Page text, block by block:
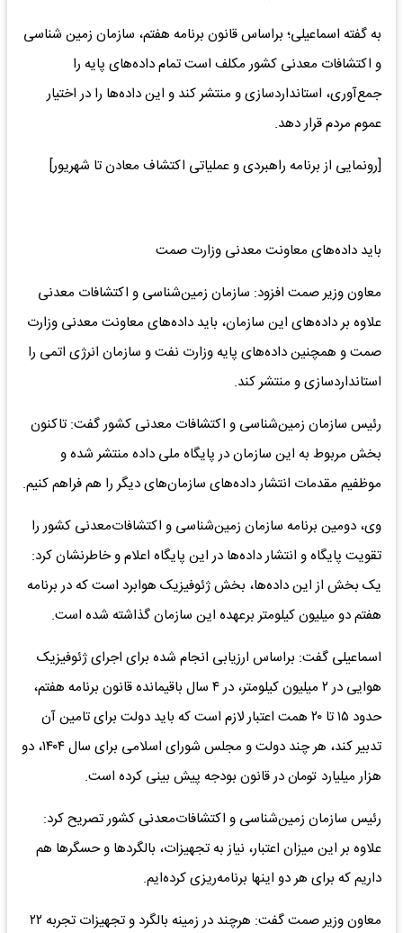
به گفته اسماعیلی؛ براساس قانون برنامه هفتم، سازمان زمین شناسی
و اکتشافات معدنی کشور مکلف است تمام داده‌های پایه را
جمع‌آوری، استانداردسازی و منتشر کند و این داده‌ها را در اختیار
عموم مردم قرار دهد.
[رونمایی از برنامه راهبردی و عملیاتی اکتشاف معادن تا شهریور]
باید داده‌های معاونت معدنی وزارت صمت
معاون وزیر صمت افزود: سازمان زمین‌شناسی و اکتشافات معدنی
علاوه بر داده‌های این سازمان، باید داده‌های معاونت معدنی وزارت
صمت و همچنین داده‌های پایه وزارت نفت و سازمان انرژی اتمی را
استانداردسازی و منتشر کند.
رئیس سازمان زمین‌شناسی و اکتشافات‌ معدنی کشور گفت: تاکنون
بخش مربوط به این سازمان در پایگاه ملی داده منتشر شده و
موظفیم مقدمات انتشار داده‌های سازمان‌های دیگر را هم فراهم کنیم.
وی، دومین برنامه سازمان زمین‌شناسی و اکتشافات‌معدنی کشور را
تقویت پایگاه و انتشار داده‌ها در این پایگاه اعلام و خاطرنشان کرد:
یک بخش از این داده‌ها، بخش ژئوفیزیک هوابرد است که در برنامه
هفتم دو میلیون کیلومتر برعهده این سازمان گذاشته شده است.
اسماعیلی گفت: براساس ارزیابی انجام شده برای اجرای ژئوفیزیک
هوایی در ۲ میلیون کیلومتر، در ۴ سال باقیمانده قانون برنامه هفتم،
حدود ۱۵ تا ۲۰ همت اعتبار لازم است که باید دولت برای تامین آن
تدبیر کند، هر چند دولت و مجلس شورای اسلامی برای سال ۱۴۰۴، دو
هزار میلیارد تومان در قانون بودجه پیش بینی کرده است.
رئیس سازمان زمین‌شناسی و اکتشافات‌معدنی کشور تصریح کرد:
علاوه بر این میزان اعتبار، نیاز به تجهیزات، بالگردها و حسگرها هم
داریم که برای هر دو اینها برنامه‌ریزی کرده‌ایم.
معاون وزیر صمت گفت: هرچند در زمینه بالگرد و تجهیزات تجربه ۲۲